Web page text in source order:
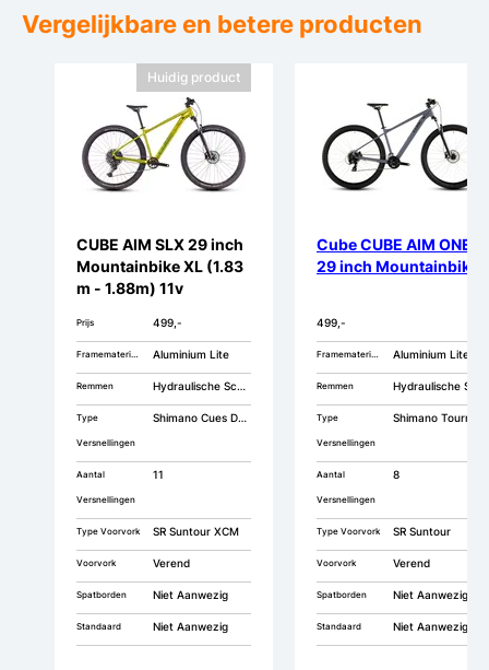
Vergelijkbare en betere producten
Huidig product
CUBE AIM SLX 29 inch
Mountainbike XL (1.83
m - 1.88m) 11v
Prijs 499,-
Aluminium Lite
Remmen Hydraulische Schijfrem
Type
Versnellingen
Shimano Cues Derailleur
Aantal
Versnellingen
11
Type Voorvork SR Suntour XCM
Voorvork Verend
Spatborden Niet Aanwezig
Standaard Niet Aanwezig
Cube CUBE AIM ONE
29 inch Mountainbike
499,-
Aluminium Lite
Remmen Hydraulische Schijfrem
Type
Versnellingen
Shimano Tourney Derailleur
Aantal
Versnellingen
8
Type Voorvork SR Suntour
Voorvork Verend
Spatborden Niet Aanwezig
Standaard Niet Aanwezig